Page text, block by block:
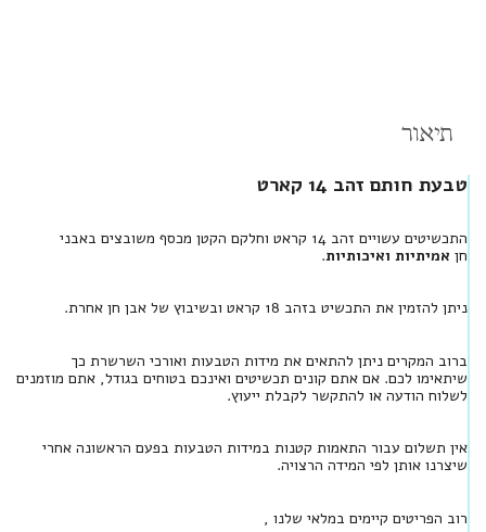
תיאור
טבעת חותם זהב 14 קארט
התכשיטים עשויים זהב 14 קראט וחלקם הקטן מכסף משובצים באבני
חן אמיתיות ואיכותיות.
ניתן להזמין את התכשיט בזהב 18 קראט ובשיבוץ של אבן חן אחרת.
ברוב המקרים ניתן להתאים את מידות הטבעות ואורכי השרשרת כך
שיתאימו לכם. אם אתם קונים תכשיטים ואינכם בטוחים בגודל, אתם מוזמנים
לשלוח הודעה או להתקשר לקבלת ייעוץ.
אין תשלום עבור התאמות קטנות במידות הטבעות בפעם הראשונה אחרי
שיצרנו אותן לפי המידה הרצויה.
רוב הפריטים קיימים במלאי שלנו ,